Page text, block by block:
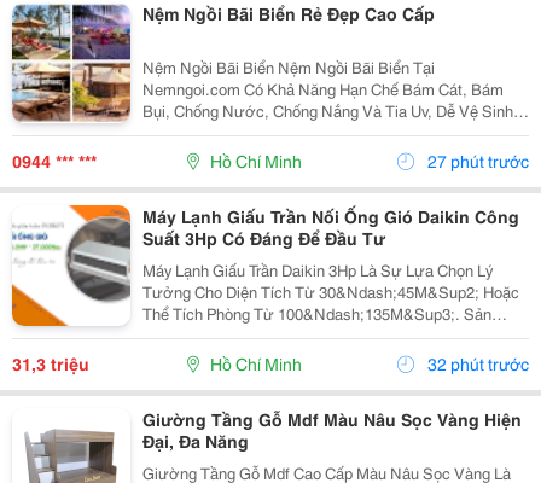
Nệm Ngồi Bãi Biển Rẻ Đẹp Cao Cấp
Nệm Ngồi Bãi Biển Nệm Ngồi Bãi Biển Tại
Nemngoi.com Có Khả Năng Hạn Chế Bám Cát, Bám
Bụi, Chống Nước, Chống Nắng Và Tia Uv, Dễ Vệ Sinh
Và Nhanh Khô. Sản Phẩm Có Nhiều Kích Thước, Nhận
Số Lượng Sỉ Lẻ Với Ưu Đãi, Chiết Khấu Và Báo Giá
Nhanh . Liên Hệ...
0944 *** *** Hồ Chí Minh 27 phút trước
Máy Lạnh Giấu Trần Nối Ống Gió Daikin Công
Suất 3Hp Có Đáng Để Đầu Tư
Máy Lạnh Giấu Trần Daikin 3Hp Là Sự Lựa Chọn Lý
Tưởng Cho Diện Tích Từ 30&Ndash;45M&Sup2; Hoặc
Thể Tích Phòng Từ 100&Ndash;135M&Sup3;. Sản
Phẩm Này Không Chỉ Mang Lại Hiệu Quả Làm Lạnh Tốt
Mà Còn Đảm Bảo Độ Bền, Tiết Kiệm Điện Năng, Phù
Hợp Với Đa...
31,3 triệu Hồ Chí Minh 32 phút trước
Giường Tầng Gỗ Mdf Màu Nâu Sọc Vàng Hiện
Đại, Đa Năng
Giường Tầng Gỗ Mdf Cao Cấp Màu Nâu Sọc Vàng Là